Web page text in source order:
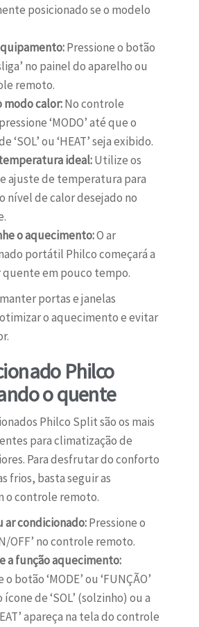
posicionado se o modelo
Pressione o botão
no painel do aparelho ou
remoto.
modo calor:No controle
‘MODO’ até que o
‘SOL’ ou ‘HEAT’ seja exibido.
ideal:Utilize os
ajuste de temperatura para
nível de calor desejado no
o aquecimento:O ar
portátil Philco começará a
quente em pouco tempo.
portas e janelas
o aquecimento e evitar
Philco
o quente
Philco Split são os mais
para climatização de
Para desfrutar do conforto
frios, basta seguir as
o controle remoto.
ar condicionado:Pressione o
OFF’ no controle remoto.
a função aquecimento:
botão ‘MODE’ ou ‘FUNÇÃO’
de ‘SOL’ (solzinho) ou a
apareça na tela do controle